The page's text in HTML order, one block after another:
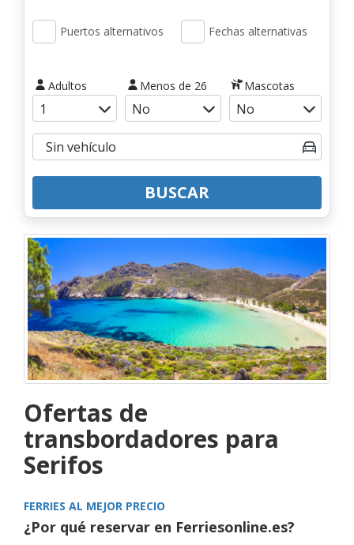
Puertos alternativos Fechas alternativas
Adultos Menos de 26 Mascotas
BUSCAR
Ofertas de
transbordadores para
Serifos
FERRIES AL MEJOR PRECIO
¿Por qué reservar en Ferriesonline.es?